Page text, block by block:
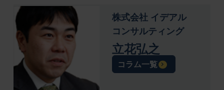
株式会社 イデアル
コンサルティング
立花弘之
コラム一覧